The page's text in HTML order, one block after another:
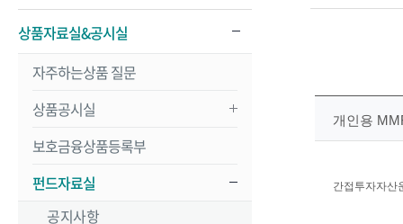
상품자료실&공시실
자주하는상품 질문
상품공시실
보호금융상품등록부
펀드자료실
공지사항
개인용
간접투자자산